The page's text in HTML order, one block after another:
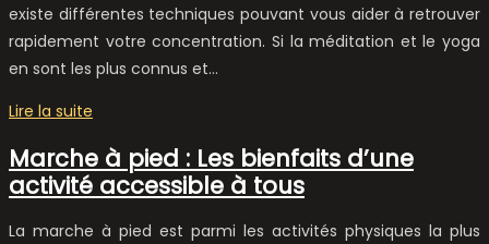
existe différentes techniques pouvant vous aider à retrouver
rapidement votre concentration. Si la méditation et le yoga
en sont les plus connus et…
Lire la suite
Marche à pied : Les bienfaits d’une
activité accessible à tous
La marche à pied est parmi les activités physiques la plus